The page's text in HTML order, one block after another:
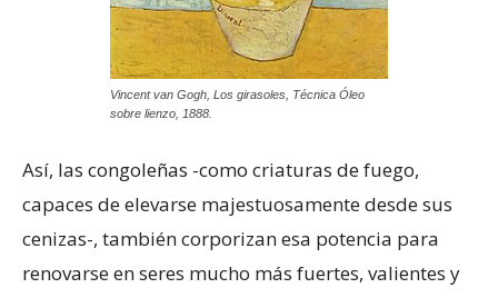
Vincent van Gogh, Los girasoles, Técnica Óleo
sobre lienzo, 1888.
Así, las congoleñas -como criaturas de fuego,
capaces de elevarse majestuosamente desde sus
cenizas-, también corporizan esa potencia para
renovarse en seres mucho más fuertes, valientes y